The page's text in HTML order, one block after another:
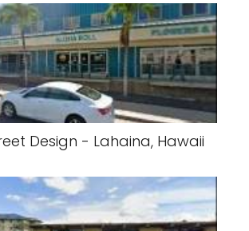
Design - Lahaina, Hawaii